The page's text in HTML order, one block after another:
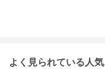
よく見られている人